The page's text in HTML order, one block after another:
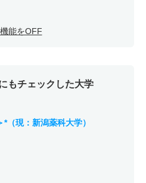
能をOFF
もチェックした大学
（現：新潟薬科大学）